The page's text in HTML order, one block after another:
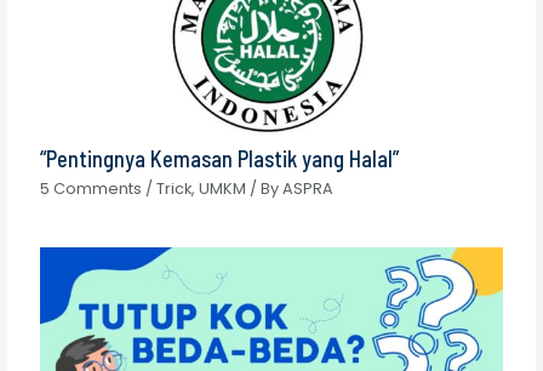
“Pentingnya Kemasan Plastik yang Halal”
5 Comments /Trick,UMKM / ByASPRA